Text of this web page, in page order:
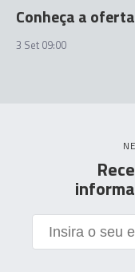
Conheça a
3 Set 09:00